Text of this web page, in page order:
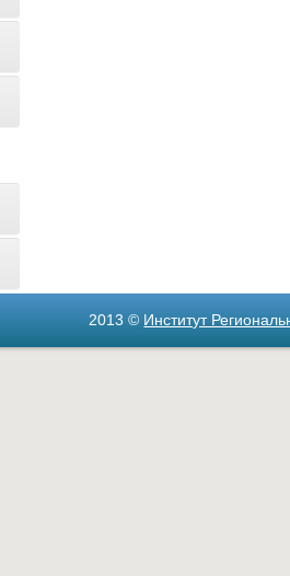
2013 © Институт